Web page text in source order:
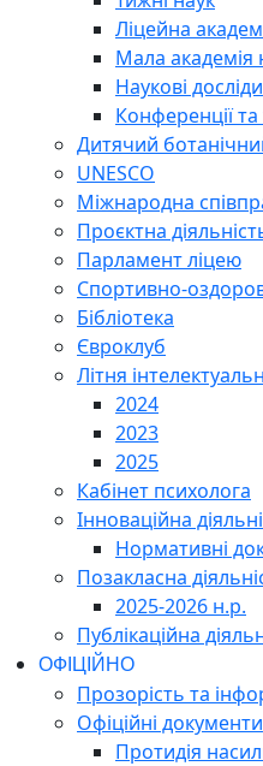
Ліцейна
Мала академія
Наукові досліди
Конференції та
Дитячий
UNESCO
Міжнародна
Проєктна
Парламент ліцею
Спортивно-
Бібліотека
Євроклуб
Літня
2024
2023
2025
Кабінет психолога
Інноваційна
Нормативні
Позакласна
2025-2026 н.р.
Публікаційна
ОФІЦІЙНО
Прозорість та
Офіційні документи
Протидія